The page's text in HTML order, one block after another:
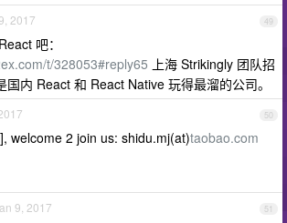
49
2017
吧：
t/328053#reply65 上海 Strikingly 团队招
国内 React 和 React Native 玩得最溜的公司。
50
welcome 2 join us: shidu.mj(at)taobao.com
51
9, 2017